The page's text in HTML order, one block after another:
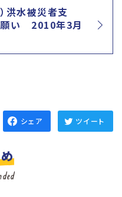
洪水被災者支
願い 2010年3月
シェア ツイート